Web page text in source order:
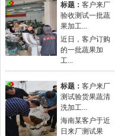
标题：客户来厂
验收测试一批蔬
果加工...
近日，客户订购
的一批蔬果加
工...
标题：客户来厂
测试验货果蔬清
洗加工...
海南某客户于近
日来厂测试果